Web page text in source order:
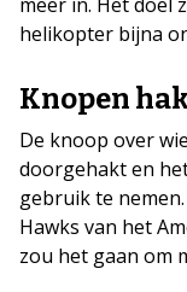
helikopter bijna
Knopen
De knoop over
doorgehakt en
gebruik te
Hawks van het
zou het gaan om